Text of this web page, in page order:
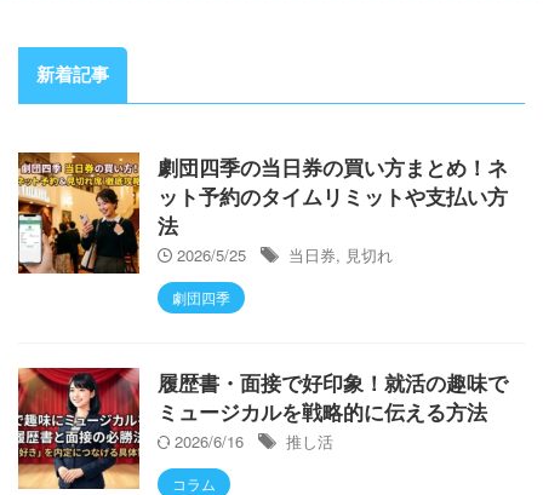
新着記事
劇団四季の当日券の買い方まとめ！ネ
ット予約のタイムリミットや支払い方
法
2026/5/25 当日券, 見切れ
劇団四季
履歴書・面接で好印象！就活の趣味で
ミュージカルを戦略的に伝える方法
2026/6/16 推し活
コラム